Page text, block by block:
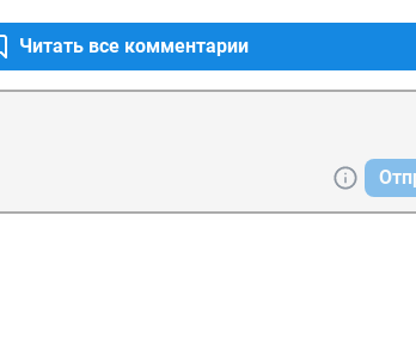
Читать все комментарии